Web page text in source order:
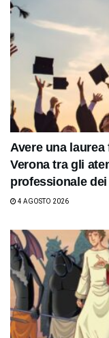
Avere una laurea
Verona tra gli
professionale
4 AGOSTO 2026